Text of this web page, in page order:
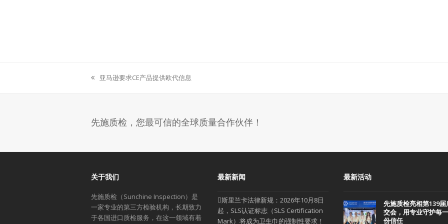
previous
亚马逊要求CE产品提供欧代信息
先施质检，您最可信的全球质量合作伙伴！
关于我们
先施质检（Sunchine Inspection）是
一家专业的第三方检验机构，长期致力
于各国进口质检服务，在这一领域有着
最新新闻
斯里兰卡法律新规：2026年10月8日
起，SLS认证标志（SLS Certification
Mark）将成为卫生巾的强制性要求！
最新活动
先施质检亮相第139届
交会，用专业守护每一
份信任